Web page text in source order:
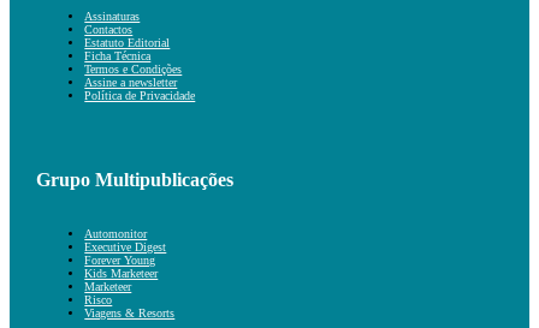
Assinaturas
Contactos
Estatuto Editorial
Ficha Técnica
Termos e Condições
Assine a newsletter
Política de Privacidade
Grupo Multipublicações
Automonitor
Executive Digest
Forever Young
Kids Marketeer
Marketeer
Risco
Viagens & Resorts